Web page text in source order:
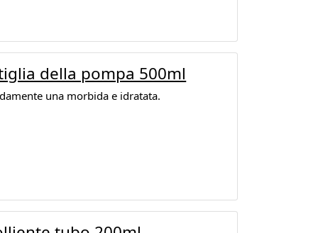
della pompa 500ml
una morbida e idratata.